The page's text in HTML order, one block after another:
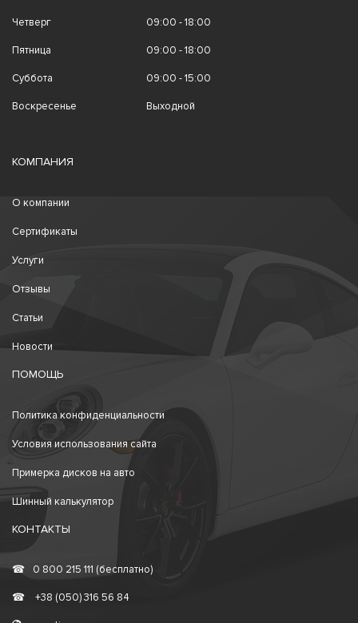
Четверг 09:00 - 18:00
Пятница 09:00 - 18:00
Суббота 09:00 - 15:00
Воскресенье Выходной
КОМПАНИЯ
О компании
Сертификаты
Услуги
Отзывы
Статьи
Новости
ПОМОЩЬ
Политика конфиденциальности
Условия использования сайта
Примерка дисков на авто
Шинный калькулятор
КОНТАКТЫ
☎ 0 800 215 111 (бесплатно)
☎ +38 (050) 316 56 84